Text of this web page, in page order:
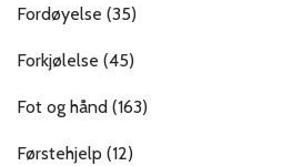
Fordøyelse (35)
Forkjølelse (45)
Fot og hånd (163)
Førstehjelp (12)